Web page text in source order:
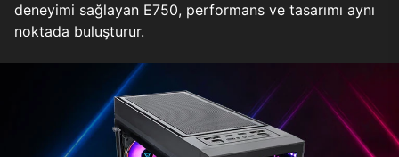
deneyimi sağlayan E750, performans ve tasarımı aynı
noktada buluşturur.